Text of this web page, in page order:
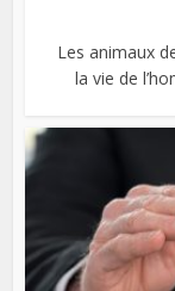
Les animaux
la vie de